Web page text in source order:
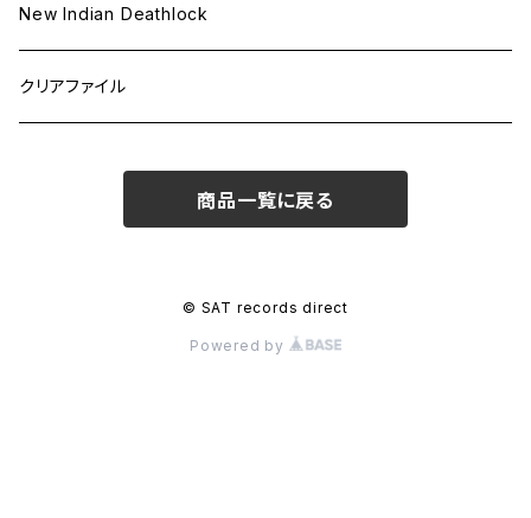
New Indian Deathlock
クリアファイル
商品一覧に戻る
© SAT records direct
Powered by